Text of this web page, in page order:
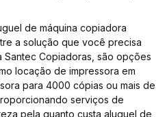
de máquina copiadora
a solução que você precisa
Copiadoras, são opções
locação de impressora em
para 4000 cópias ou mais de
serviços de
pela quanto custa aluguel de